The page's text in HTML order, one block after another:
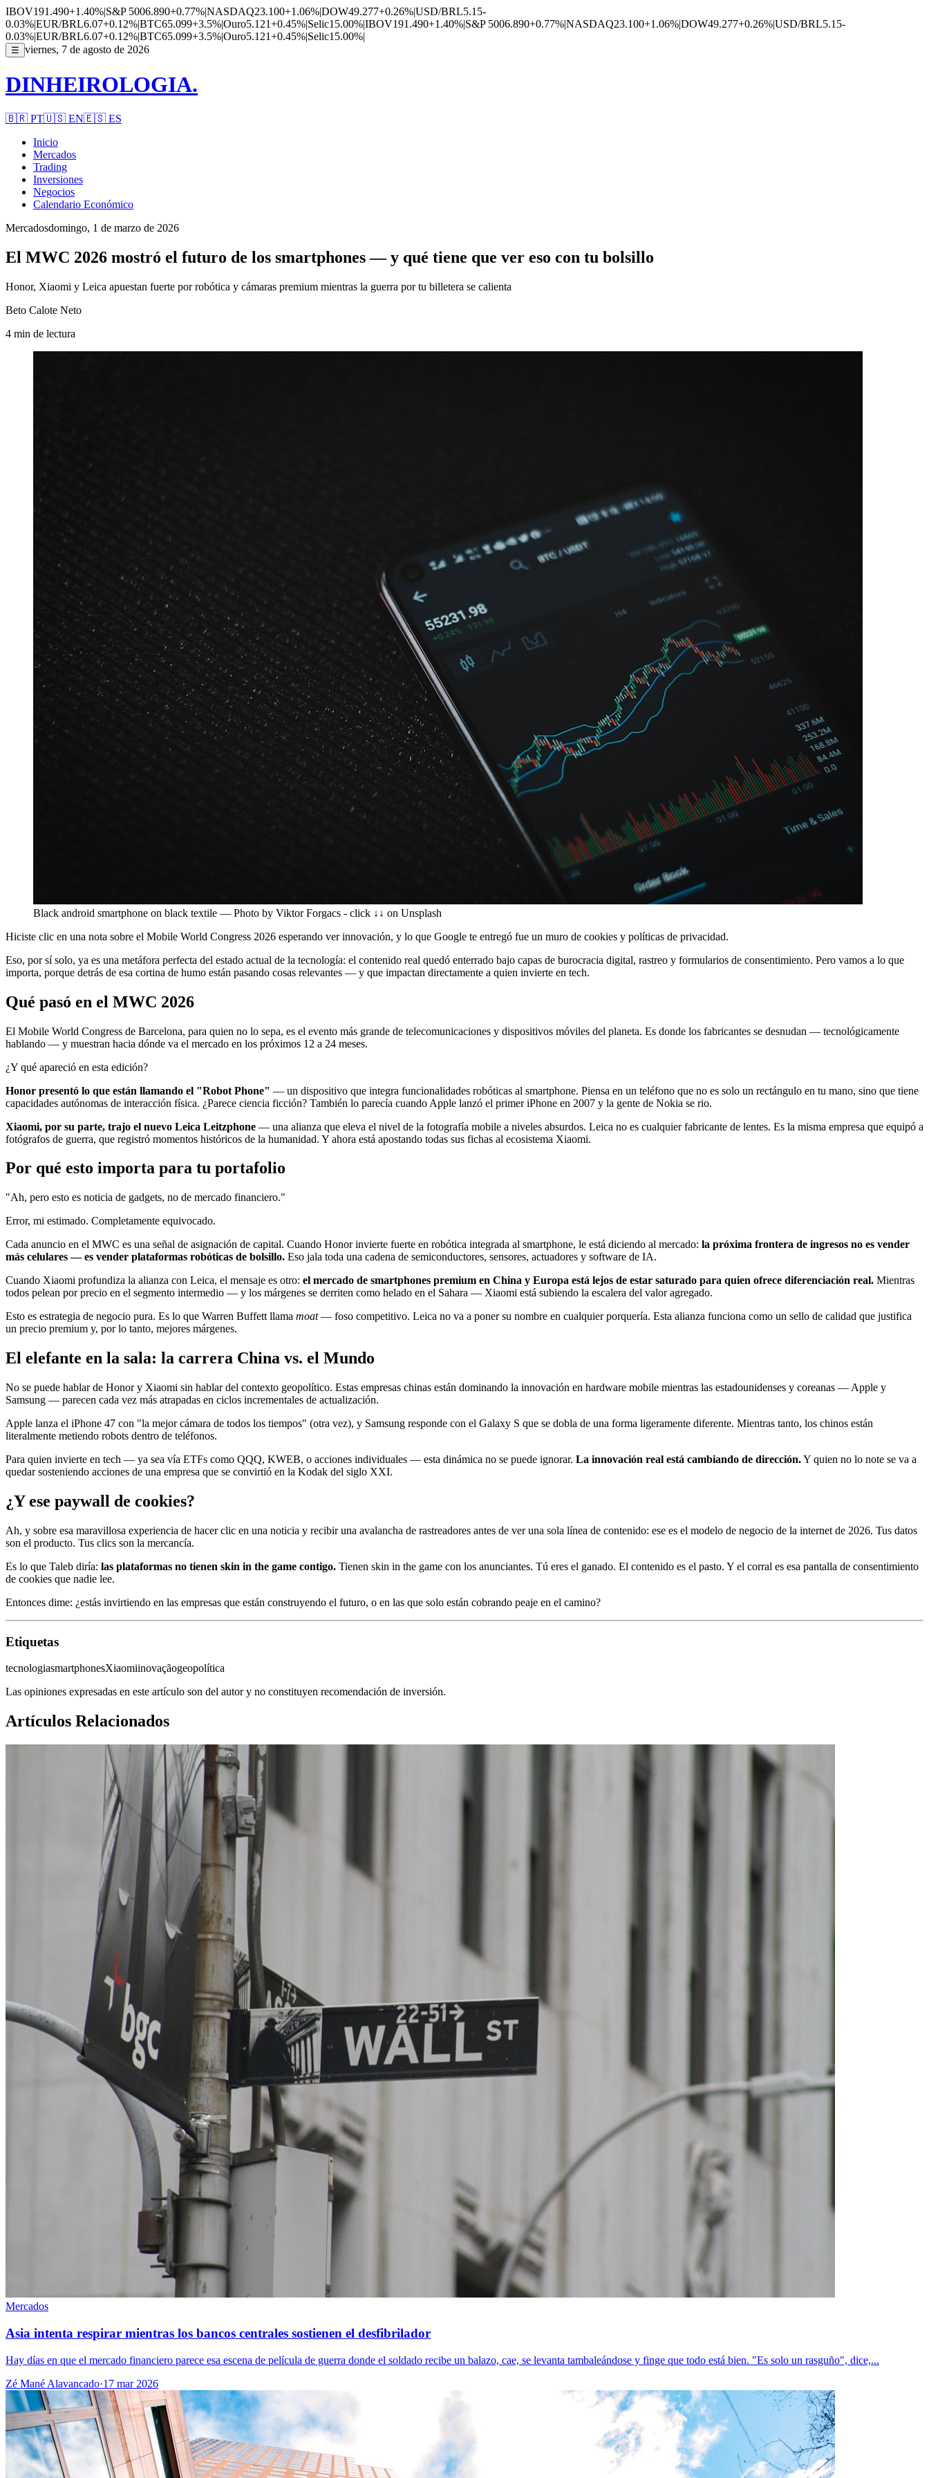
IBOV191.490+1.40%|S&P 5006.890+0.77%|NASDAQ23.100+1.06%|DOW49.277+0.26%|USD/BRL5.15-
0.03%|EUR/BRL6.07+0.12%|BTC65.099+3.5%|Ouro5.121+0.45%|Selic15.00%|IBOV191.490+1.40%|S&P 5006.890+0.77%|NASDAQ23.100+1.06%|DOW49.277+0.26%|USD/BRL5.15-
0.03%|EUR/BRL6.07+0.12%|BTC65.099+3.5%|Ouro5.121+0.45%|Selic15.00%|
☰ viernes, 7 de agosto de 2026
DINHEIROLOGIA.
🇧🇷 PT🇺🇸 EN🇪🇸 ES
Inicio
Mercados
Trading
Inversiones
Negocios
Calendario Económico
Mercadosdomingo, 1 de marzo de 2026
El MWC 2026 mostró el futuro de los smartphones — y qué tiene que ver eso con tu bolsillo
Honor, Xiaomi y Leica apuestan fuerte por robótica y cámaras premium mientras la guerra por tu billetera se calienta
Beto Calote Neto
4 min de lectura
Black android smartphone on black textile — Photo by Viktor Forgacs - click ↓↓ on Unsplash
Hiciste clic en una nota sobre el Mobile World Congress 2026 esperando ver innovación, y lo que Google te entregó fue un muro de cookies y políticas de privacidad.
Eso, por sí solo, ya es una metáfora perfecta del estado actual de la tecnología: el contenido real quedó enterrado bajo capas de burocracia digital, rastreo y formularios de consentimiento. Pero vamos a lo que
importa, porque detrás de esa cortina de humo están pasando cosas relevantes — y que impactan directamente a quien invierte en tech.
Qué pasó en el MWC 2026
El Mobile World Congress de Barcelona, para quien no lo sepa, es el evento más grande de telecomunicaciones y dispositivos móviles del planeta. Es donde los fabricantes se desnudan — tecnológicamente
hablando — y muestran hacia dónde va el mercado en los próximos 12 a 24 meses.
¿Y qué apareció en esta edición?
Honor presentó lo que están llamando el "Robot Phone" — un dispositivo que integra funcionalidades robóticas al smartphone. Piensa en un teléfono que no es solo un rectángulo en tu mano, sino que tiene
capacidades autónomas de interacción física. ¿Parece ciencia ficción? También lo parecía cuando Apple lanzó el primer iPhone en 2007 y la gente de Nokia se rio.
Xiaomi, por su parte, trajo el nuevo Leica Leitzphone — una alianza que eleva el nivel de la fotografía mobile a niveles absurdos. Leica no es cualquier fabricante de lentes. Es la misma empresa que equipó a
fotógrafos de guerra, que registró momentos históricos de la humanidad. Y ahora está apostando todas sus fichas al ecosistema Xiaomi.
Por qué esto importa para tu portafolio
"Ah, pero esto es noticia de gadgets, no de mercado financiero."
Error, mi estimado. Completamente equivocado.
Cada anuncio en el MWC es una señal de asignación de capital. Cuando Honor invierte fuerte en robótica integrada al smartphone, le está diciendo al mercado: la próxima frontera de ingresos no es vender
más celulares — es vender plataformas robóticas de bolsillo. Eso jala toda una cadena de semiconductores, sensores, actuadores y software de IA.
Cuando Xiaomi profundiza la alianza con Leica, el mensaje es otro: el mercado de smartphones premium en China y Europa está lejos de estar saturado para quien ofrece diferenciación real. Mientras
todos pelean por precio en el segmento intermedio — y los márgenes se derriten como helado en el Sahara — Xiaomi está subiendo la escalera del valor agregado.
Esto es estrategia de negocio pura. Es lo que Warren Buffett llama moat— foso competitivo. Leica no va a poner su nombre en cualquier porquería. Esta alianza funciona como un sello de calidad que justifica
un precio premium y, por lo tanto, mejores márgenes.
El elefante en la sala: la carrera China vs. el Mundo
No se puede hablar de Honor y Xiaomi sin hablar del contexto geopolítico. Estas empresas chinas están dominando la innovación en hardware mobile mientras las estadounidenses y coreanas — Apple y
Samsung — parecen cada vez más atrapadas en ciclos incrementales de actualización.
Apple lanza el iPhone 47 con "la mejor cámara de todos los tiempos" (otra vez), y Samsung responde con el Galaxy S que se dobla de una forma ligeramente diferente. Mientras tanto, los chinos están
literalmente metiendo robots dentro de teléfonos.
Para quien invierte en tech — ya sea vía ETFs como QQQ, KWEB, o acciones individuales — esta dinámica no se puede ignorar. La innovación real está cambiando de dirección.Y quien no lo note se va a
quedar sosteniendo acciones de una empresa que se convirtió en la Kodak del siglo XXI.
¿Y ese paywall de cookies?
Ah, y sobre esa maravillosa experiencia de hacer clic en una noticia y recibir una avalancha de rastreadores antes de ver una sola línea de contenido: ese es el modelo de negocio de la internet de 2026. Tus datos
son el producto. Tus clics son la mercancía.
Es lo que Taleb diría: las plataformas no tienen skin in the game contigo. Tienen skin in the game con los anunciantes. Tú eres el ganado. El contenido es el pasto. Y el corral es esa pantalla de consentimiento
de cookies que nadie lee.
Entonces dime: ¿estás invirtiendo en las empresas que están construyendo el futuro, o en las que solo están cobrando peaje en el camino?
Etiquetas
tecnologiasmartphonesXiaomiinovaçãogeopolítica
Las opiniones expresadas en este artículo son del autor y no constituyen recomendación de inversión.
Artículos Relacionados
Mercados
Asia intenta respirar mientras los bancos centrales sostienen el desfibrilador
Hay días en que el mercado financiero parece esa escena de película de guerra donde el soldado recibe un balazo, cae, se levanta tambaleándose y finge que todo está bien. "Es solo un rasguño", dice,...
Zé Mané Alavancado·17 mar 2026